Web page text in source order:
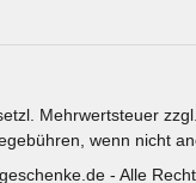
Mehrwertsteuer zzgl.
wenn nicht
- Alle